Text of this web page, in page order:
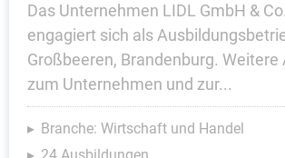
Das Unternehmen LIDL GmbH &
engagiert sich als
Großbeeren, Brandenburg. Weitere
zum Unternehmen und zur...
Branche: Wirtschaft und Handel